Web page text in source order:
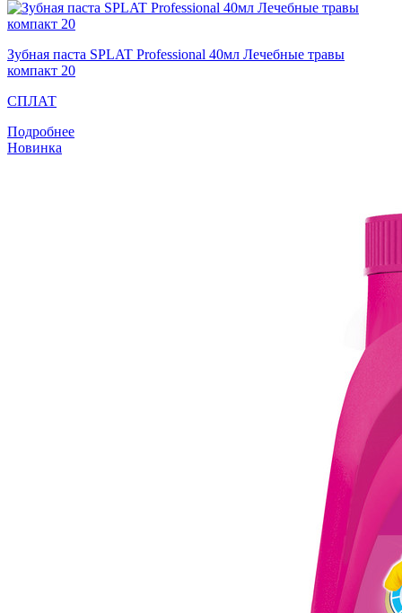
Зубная паста SPLAT Professional 40мл Лечебные травы
компакт 20
СПЛАТ
Подробнее
Новинка